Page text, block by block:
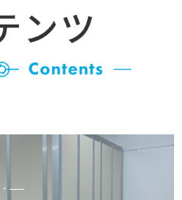
──